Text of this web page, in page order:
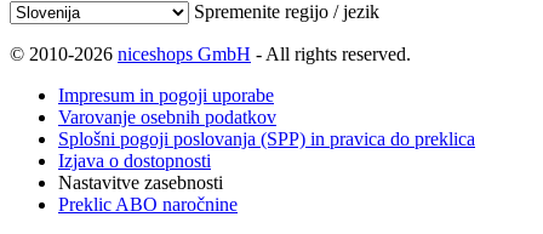
Spremenite regijo / jezik
© 2010-2026 niceshops GmbH - All rights reserved.
Impresum in pogoji uporabe
Varovanje osebnih podatkov
Splošni pogoji poslovanja (SPP) in pravica do preklica
Izjava o dostopnosti
Nastavitve zasebnosti
Preklic ABO naročnine